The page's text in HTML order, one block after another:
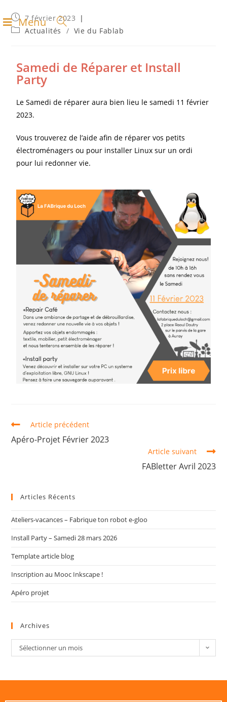
Menu
7 février 2023
Actualités
/ Vie du Fablab
Samedi de Réparer et Install
Party
Le Samedi de réparer aura bien lieu le samedi 11 février
2023.
Vous trouverez de l’aide afin de réparer vos petits
électroménagers ou pour installer Linux sur un ordi
pour lui redonner vie.
Article précédent
Apéro-Projet Février 2023
Article suivant
FABletter Avril 2023
Articles Récents
Ateliers-vacances – Fabrique ton robot e-gloo
Install Party – Samedi 28 mars 2026
Template article blog
Inscription au Mooc Inkscape !
Apéro projet
Archives
Sélectionner un mois